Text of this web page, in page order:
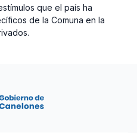
que el país ha
de la Comuna en la